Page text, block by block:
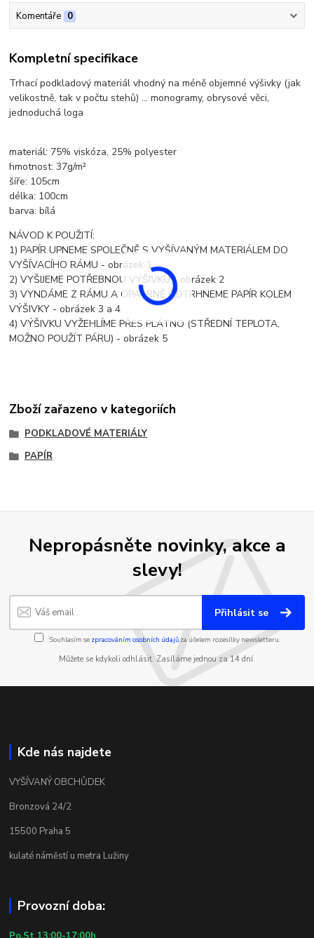
Komentáře 0
Kompletní specifikace
Trhací podkladový materiál vhodný na méně objemné výšivky (jak
velikostně, tak v počtu stehů) ... monogramy, obrysové věci,
jednoduchá loga
materiál: 75% viskóza, 25% polyester
hmotnost: 37g/m²
šíře: 105cm
délka: 100cm
barva: bílá
NÁVOD K POUŽITÍ:
1) PAPÍR UPNEME SPOLEČNĚ S VYŠÍVANÝM MATERIÁLEM DO
VYŠÍVACÍHO RÁMU - obrázek 1
2) VYŠIJEME POTŘEBNOU VÝŠIVKU - obrázek 2
3) VYNDÁME Z RÁMU A OPATRNĚ ODTRHNEME PAPÍR KOLEM
VÝŠIVKY - obrázek 3 a 4
4) VÝŠIVKU VYŽEHLÍME PŘES PLÁTNO (STŘEDNÍ TEPLOTA,
MOŽNO POUŽÍT PÁRU) - obrázek 5
Zboží zařazeno v kategoriích
PODKLADOVÉ MATERIÁLY
PAPÍR
Nepropásněte novinky, akce a
slevy!
Přihlásit se
Souhlasím se zpracováním osobních údajůza účelem rozesílky newsletteru.
Můžete se kdykoli odhlásit. Zasíláme jednou za 14 dní.
Kde nás najdete
VYŠÍVANÝ OBCHŮDEK
Bronzová 24/2
15500 Praha 5
kulaté náměstí u metra Lužiny
Provozní doba: